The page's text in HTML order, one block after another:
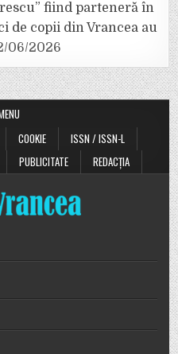
fiind parteneră în
de copii din Vrancea au
06/2026
COOKIE
ISSN / ISSN-L
PUBLICITATE REDACȚIA